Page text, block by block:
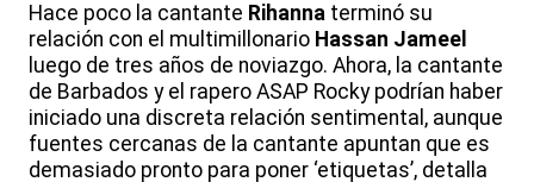
Hace poco la cantante Rihanna terminó su
relación con el multimillonario Hassan Jameel
luego de tres años de noviazgo. Ahora, la cantante
de Barbados y el rapero ASAP Rocky podrían haber
iniciado una discreta relación sentimental, aunque
fuentes cercanas de la cantante apuntan que es
demasiado pronto para poner ‘etiquetas’, detalla